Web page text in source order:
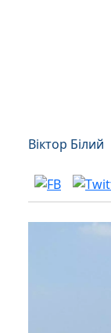
Віктор Білий